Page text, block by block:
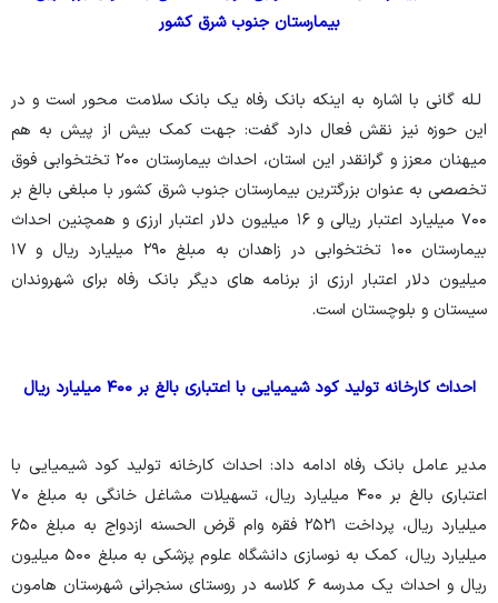
بیمارستان جنوب شرق کشور
لـله گانی با اشاره به اینکه بانک رفاه یک بانک سلامت محور است و در
این حوزه نیز نقش فعال دارد گفت: جهت کمک بیش از پیش به هم
میهنان معزز و گرانقدر این استان، احداث بیمارستان ۲۰۰ تختخوابی فوق
تخصصی به عنوان بزرگترین بیمارستان جنوب شرق کشور با مبلغی بالغ بر
۷۰۰ میلیارد اعتبار ریالی و ۱۶ میلیون دلار اعتبار ارزی و همچنین احداث
بیمارستان ۱۰۰ تختخوابی در زاهدان به مبلغ ۲۹۰ میلیارد ریال و ۱۷
میلیون دلار اعتبار ارزی از برنامه های دیگر بانک رفاه برای شهروندان
سیستان و بلوچستان است.
احداث کارخانه تولید کود شیمیایی با اعتباری بالغ بر ۴۰۰ میلیارد ریال
مدیر عامل بانک رفاه ادامه داد: احداث کارخانه تولید کود شیمیایی با
اعتباری بالغ بر ۴۰۰ میلیارد ریال، تسهیلات مشاغل خانگی به مبلغ ۷۰
میلیارد ریال، پرداخت ۲۵۲۱ فقره وام قرض الحسنه ازدواج به مبلغ ۶۵۰
میلیارد ریال، کمک به نوسازی دانشگاه علوم پزشکی به مبلغ ۵۰۰ میلیون
ریال و احداث یک مدرسه ۶ کلاسه در روستای سنجرانی شهرستان هامون